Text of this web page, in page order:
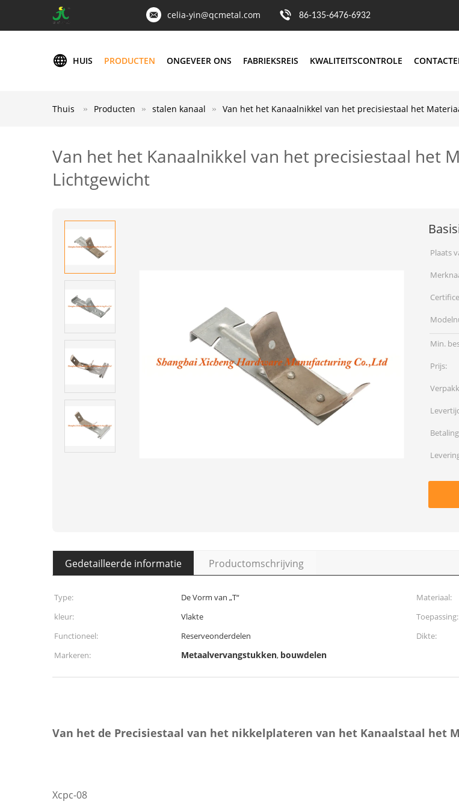
celia-yin@qcmetal.com 86-135-6476-6932
HUIS PRODUCTEN ONGEVEER ONS FABRIEKSREIS KWALITEITSCONTROLE
Thuis Producten stalen kanaal Van het het Kanaalnikkel van het precisiestaal het
Van het het Kanaalnikkel van het precisiestaal het
Lichtgewicht
Plaats
Min.
Prijs:
Gedetailleerde informatie Productomschrijving
Type: De Vorm van „T“ Materiaal:
kleur:
Vlakte Toepassing:
Functioneel:
Reserveonderdelen Dikte:
Markeren:
Metaalvervangstukken, bouwdelen
Van het de Precisiestaal van het nikkelplateren van het Kanaalstaal het
Xcpc-08